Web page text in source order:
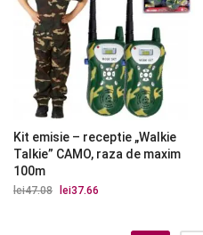
Kit emisie – receptie „Walkie
Talkie” CAMO, raza de maxim
100m
lei47.08
Prețul
lei37.66
lei37.66.